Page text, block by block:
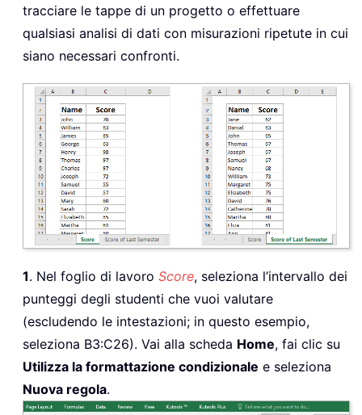
tracciare le tappe di un progetto o effettuare
qualsiasi analisi di dati con misurazioni ripetute in cui
siano necessari confronti.
1. Nel foglio di lavoro Score, seleziona l’intervallo dei
punteggi degli studenti che vuoi valutare
(escludendo le intestazioni; in questo esempio,
seleziona B3:C26). Vai alla scheda Home, fai clic su
Utilizza la formattazione condizionale e seleziona
Nuova regola.